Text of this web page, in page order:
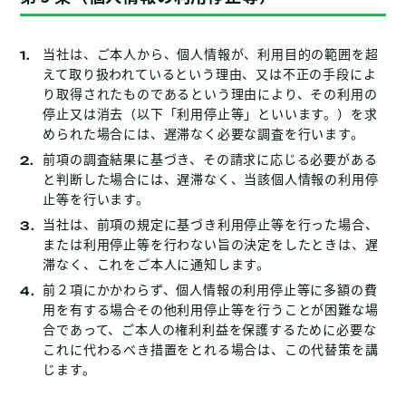
当社は、ご本人から、個人情報が、利用目的の範囲を超
えて取り扱われているという理由、又は不正の手段によ
り取得されたものであるという理由により、その利用の
停止又は消去（以下「利用停止等」といいます。）を求
められた場合には、遅滞なく必要な調査を行います。
前項の調査結果に基づき、その請求に応じる必要がある
と判断した場合には、遅滞なく、当該個人情報の利用停
止等を行います。
当社は、前項の規定に基づき利用停止等を行った場合、
または利用停止等を行わない旨の決定をしたときは、遅
滞なく、これをご本人に通知します。
前２項にかかわらず、個人情報の利用停止等に多額の費
用を有する場合その他利用停止等を行うことが困難な場
合であって、ご本人の権利利益を保護するために必要な
これに代わるべき措置をとれる場合は、この代替策を講
じます。